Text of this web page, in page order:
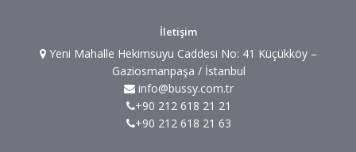
İletişim
Yeni Mahalle Hekimsuyu Caddesi No: 41 Küçükköy –
Gaziosmanpaşa / İstanbul
info@bussy.com.tr
+90 212 618 21 21
+90 212 618 21 63